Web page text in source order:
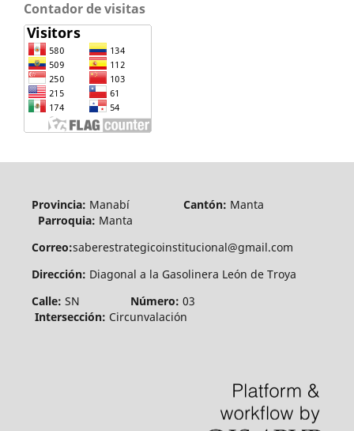
Contador de visitas
Provincia: Manabí Cantón: Manta
Parroquia: Manta
Correo:saberestrategicoinstitucional@gmail.com
Dirección: Diagonal a la Gasolinera León de Troya
Calle: SN Número: 03
Intersección: Circunvalación